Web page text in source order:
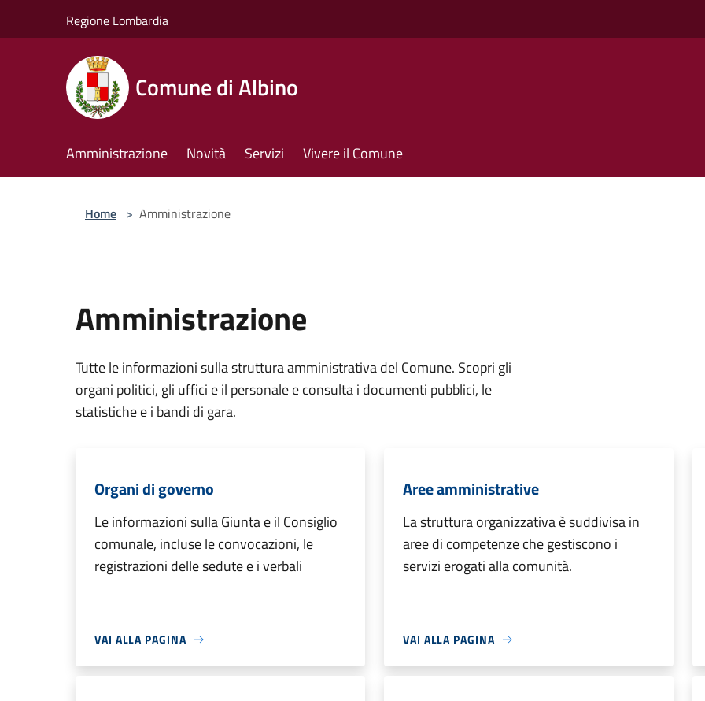
Regione Lombardia
Comune di Albino
Amministrazione Novità Servizi Vivere il Comune
Home > Amministrazione
Amministrazione
Tutte le informazioni sulla struttura amministrativa del Comune. Scopri gli
organi politici, gli uffici e il personale e consulta i documenti pubblici, le
statistiche e i bandi di gara.
Organi di governo
Le informazioni sulla Giunta e il Consiglio
comunale, incluse le convocazioni, le
registrazioni delle sedute e i verbali
VAI ALLA PAGINA
Aree amministrative
La struttura organizzativa è suddivisa in
aree di competenze che gestiscono i
servizi erogati alla comunità.
VAI ALLA PAGINA